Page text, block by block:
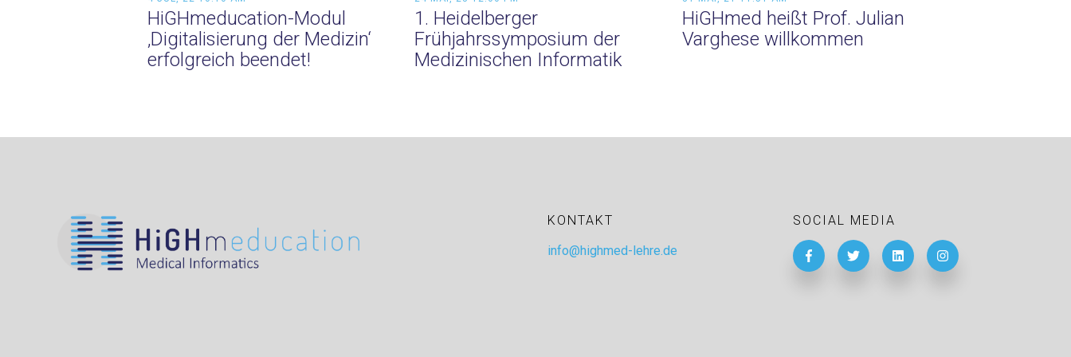
HiGHmeducation-Modul
‚Digitalisierung der Medizin‘
erfolgreich beendet!
1. Heidelberger
Frühjahrssymposium der
Medizinischen Informatik
HiGHmed heißt Prof. Julian
Varghese willkommen
KONTAKT
info@highmed-lehre.de
SOCIAL MEDIA